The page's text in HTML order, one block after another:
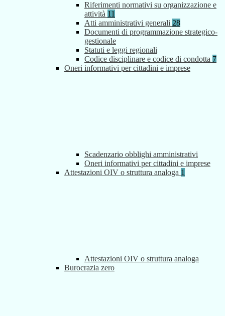
Riferimenti normativi su organizzazione e
attività 11
Atti amministrativi generali 28
Documenti di programmazione strategico-
gestionale
Statuti e leggi regionali
Codice disciplinare e codice di condotta 7
Oneri informativi per cittadini e imprese
Scadenzario obblighi amministrativi
Oneri informativi per cittadini e imprese
Attestazioni OIV o struttura analoga 1
Attestazioni OIV o struttura analoga
Burocrazia zero